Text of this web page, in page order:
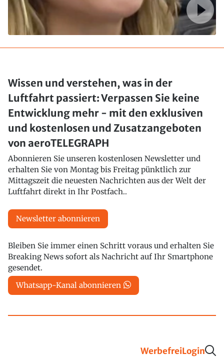
Wissen und verstehen, was in der
Luftfahrt passiert: Verpassen Sie keine
Entwicklung mehr - mit den exklusiven
und kostenlosen und Zusatzangeboten
von aeroTELEGRAPH
Abonnieren Sie unseren kostenlosen Newsletter und
erhalten Sie von Montag bis Freitag pünktlich zur
Mittagszeit die neuesten Nachrichten aus der Welt der
Luftfahrt direkt in Ihr Postfach..
Newsletter abonnieren
Bleiben Sie immer einen Schritt voraus und erhalten Sie
Breaking News sofort als Nachricht auf Ihr Smartphone
gesendet.
Whatsapp-Kanal abonnieren
WerbefreiLogin